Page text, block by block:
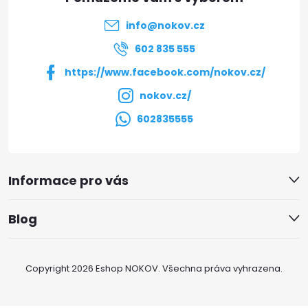
info@nokov.cz
602 835 555
https://www.facebook.com/nokov.cz/
nokov.cz/
602835555
Informace pro vás
Blog
Copyright 2026 Eshop NOKOV. Všechna práva vyhrazena.